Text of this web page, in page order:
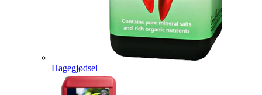
Hagegjødsel